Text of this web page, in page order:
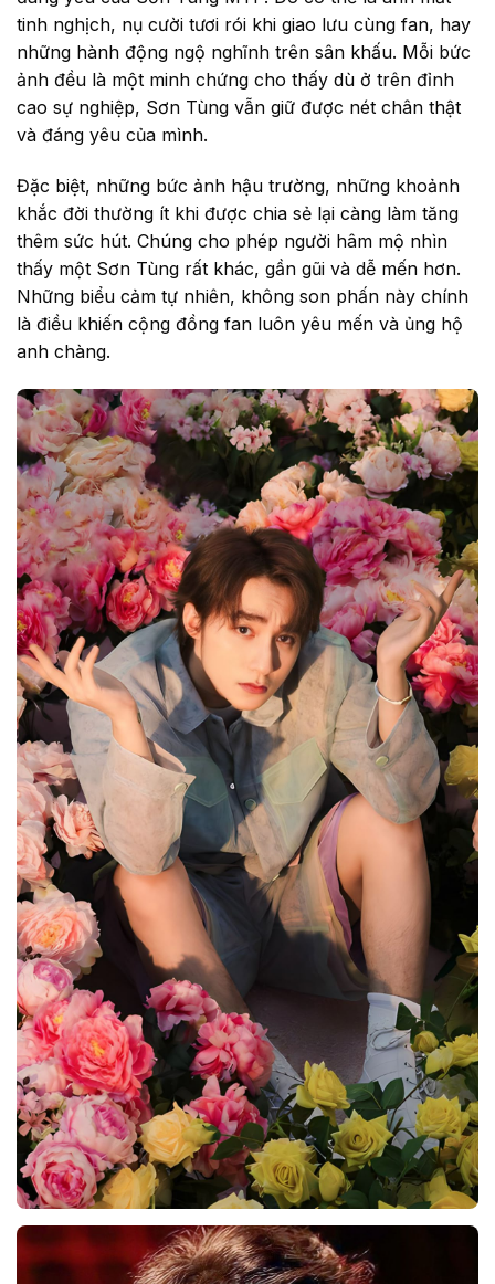
tinh nghịch, nụ cười tươi rói khi giao lưu cùng fan, hay
những hành động ngộ nghĩnh trên sân khấu. Mỗi bức
ảnh đều là một minh chứng cho thấy dù ở trên đỉnh
cao sự nghiệp, Sơn Tùng vẫn giữ được nét chân thật
và đáng yêu của mình.
Đặc biệt, những bức ảnh hậu trường, những khoảnh
khắc đời thường ít khi được chia sẻ lại càng làm tăng
thêm sức hút. Chúng cho phép người hâm mộ nhìn
thấy một Sơn Tùng rất khác, gần gũi và dễ mến hơn.
Những biểu cảm tự nhiên, không son phấn này chính
là điều khiến cộng đồng fan luôn yêu mến và ủng hộ
anh chàng.